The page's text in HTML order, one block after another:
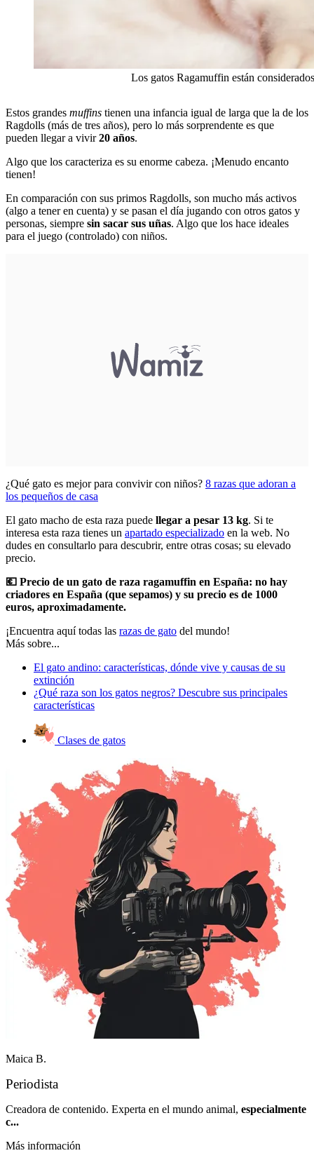
Los gatos Ragamuffin están
Estos grandes muffins tienen una infancia igual de larga que la de los
Ragdolls (más de tres años), pero lo más sorprendente es que
pueden llegar a vivir20 años.
Algo que los caracteriza es su enorme cabeza. ¡Menudo encanto
tienen!
En comparación con sus primos Ragdolls, son mucho más activos
(algo a tener en cuenta) y se pasan el día jugando con otros gatos y
personas, siempre sin sacar sus uñas. Algo que los hace ideales
para el juego (controlado) con niños.
¿Qué gato es mejor para convivir con niños? 8 razas que adoran a
los pequeños de casa
El gato macho de esta raza puede llegar a pesar 13 kg. Si te
interesa esta raza tienes un apartado especializado en la web. No
dudes en consultarlo para descubrir, entre otras cosas; su elevado
precio.
💶 Precio de un gato de raza ragamuffin en España: no hay
criadores en España (que sepamos) y su precio es de 1000
euros, aproximadamente.
¡Encuentra aquí todas las razas de gato del mundo!
Más sobre...
El gato andino: características, dónde vive y causas de su
extinción
¿Qué raza son los gatos negros? Descubre sus principales
características
Clases de gatos
Maica B.
Periodista
Creadora de contenido. Experta en el mundo animal, especialmente
c...
Más información